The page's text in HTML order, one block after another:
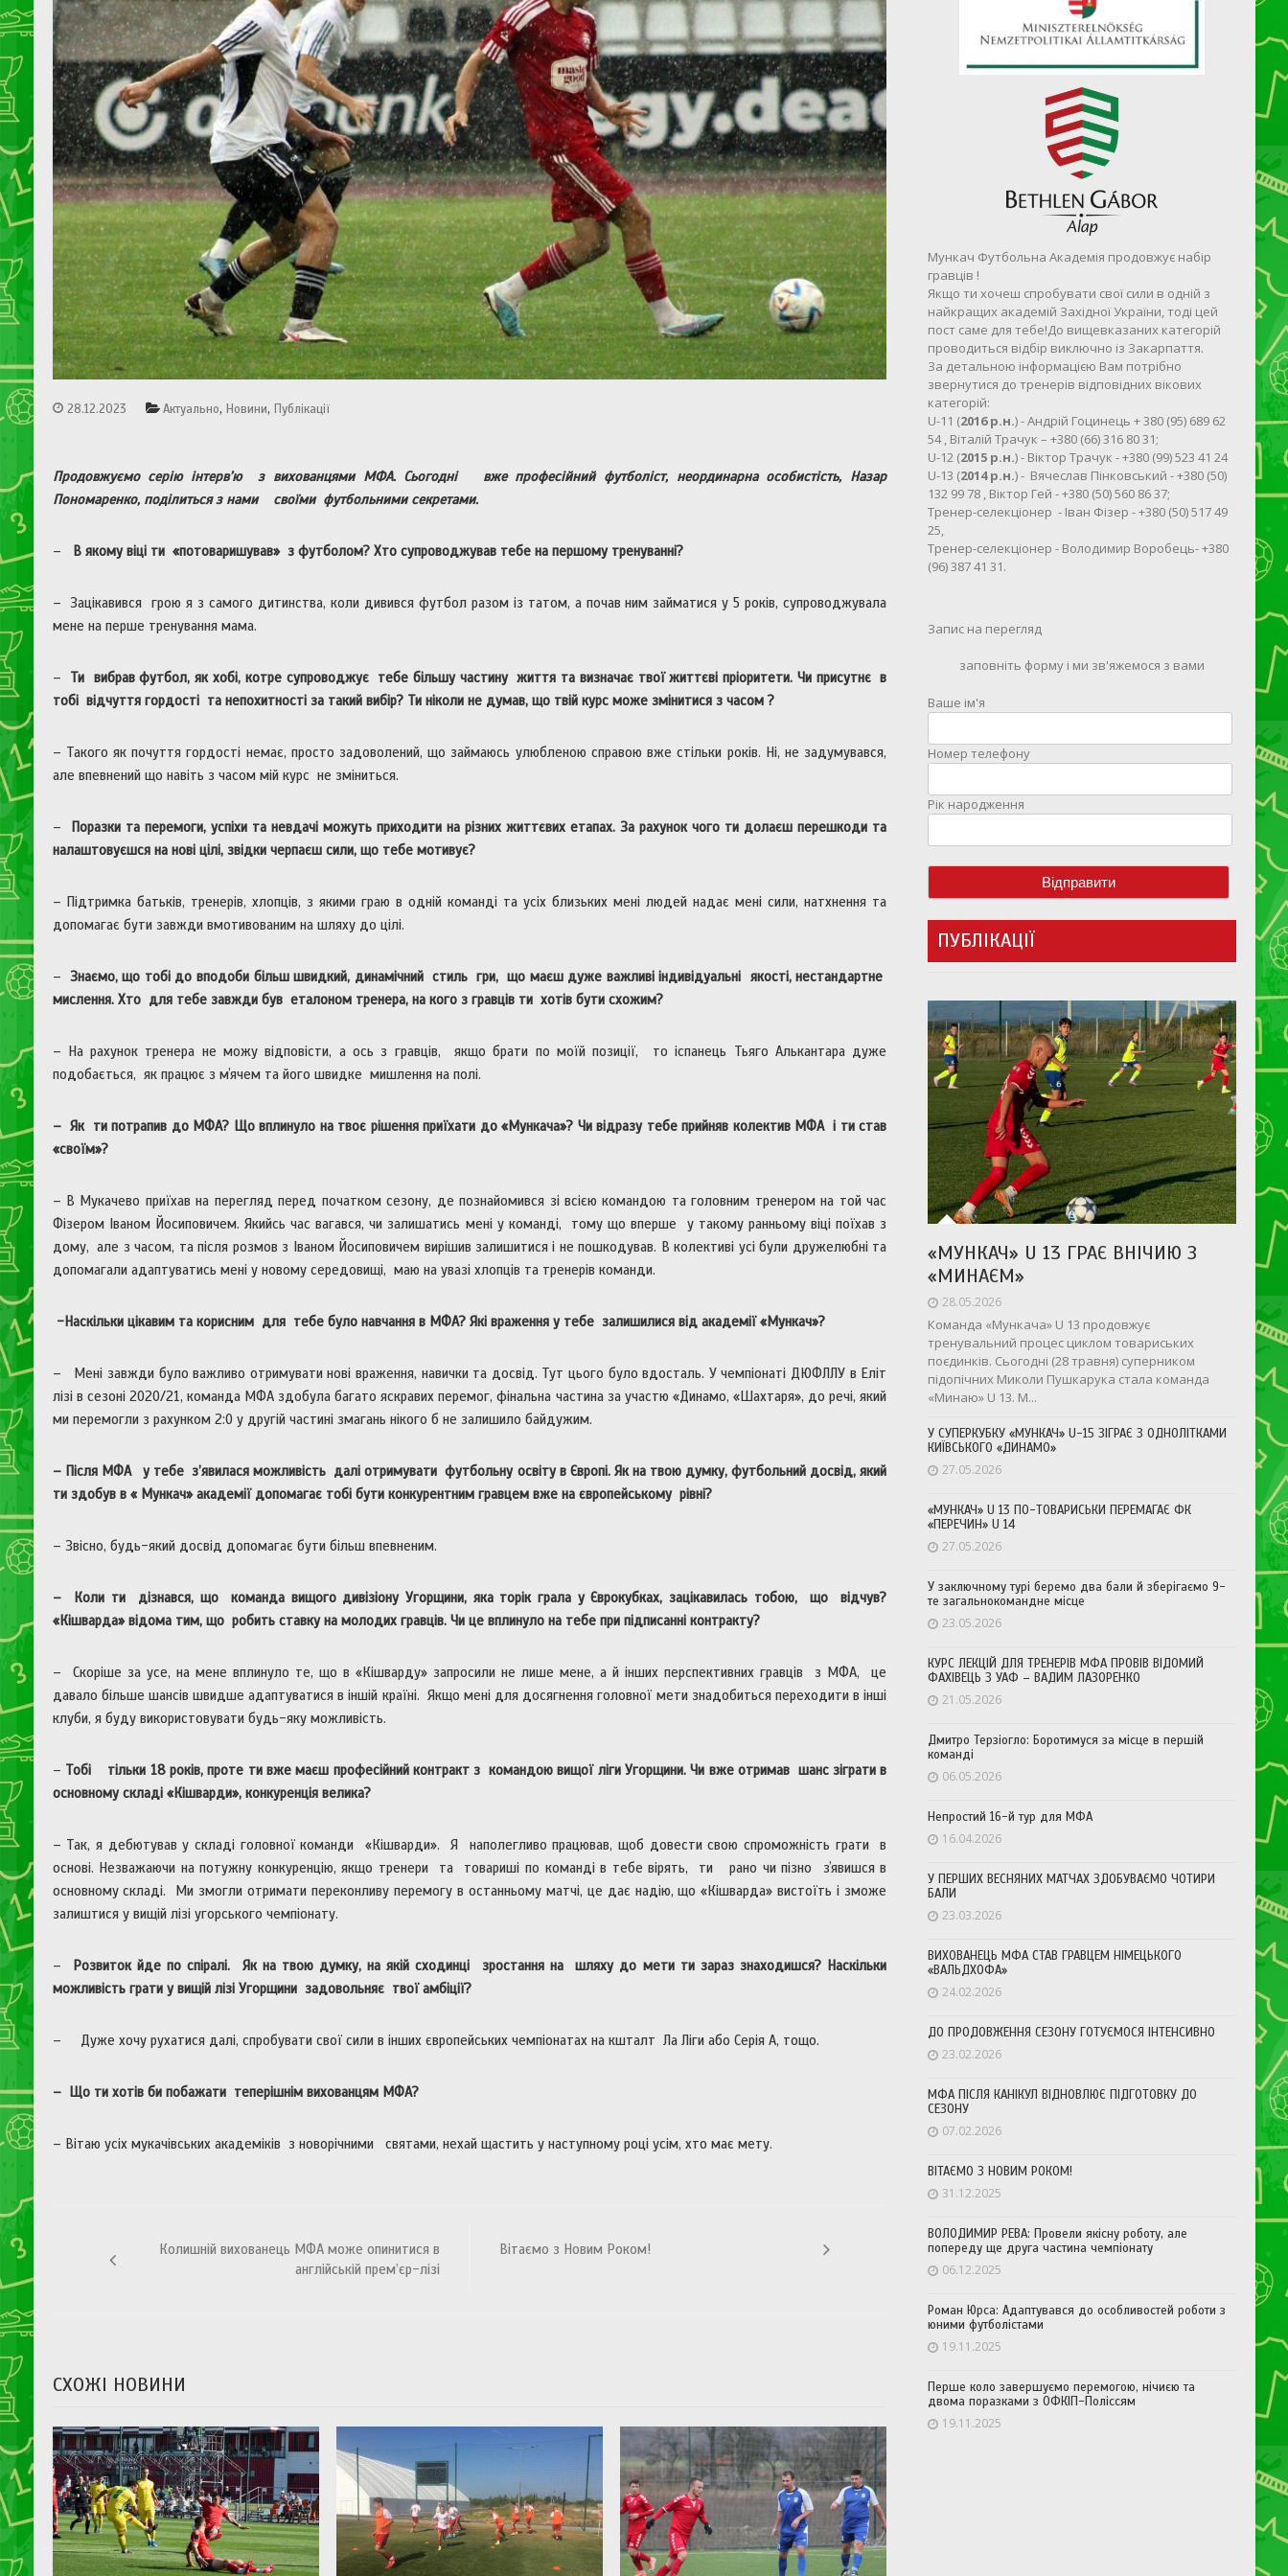
28.12.2023 Актуально, Новини, Публікації
Продовжуємо серію інтерв’ю з вихованцями МФА. Сьогодні вже професійний футболіст, неординарна особистість, Назар
Пономаренко, поділиться з нами своїми футбольними секретами.
– В якому віці ти «потоваришував» з футболом? Хто супроводжував тебе на першому тренуванні?
– Зацікавився грою я з самого дитинства, коли дивився футбол разом із татом, а почав ним займатися у 5 років, супроводжувала
мене на перше тренування мама.
– Ти вибрав футбол, як хобі, котре супроводжує тебе більшу частину життя та визначає твої життєві пріоритети. Чи присутнє в
тобі відчуття гордості та непохитності за такий вибір? Ти ніколи не думав, що твій курс може змінитися з часом ?
– Такого як почуття гордості немає, просто задоволений, що займаюсь улюбленою справою вже стільки років. Ні, не задумувався,
але впевнений що навіть з часом мій курс не зміниться.
–
Поразки та перемоги, успіхи та невдачі можуть приходити на різних життєвих етапах. За рахунок чого ти долаєш перешкоди та
налаштовуєшся на нові цілі, звідки черпаєш сили, що тебе мотивує?
– Підтримка батьків, тренерів, хлопців, з якими граю в одній команді та усіх близьких мені людей надає мені сили, натхнення та
допомагає бути завжди вмотивованим на шляху до цілі.
– Знаємо, що тобі до вподоби більш швидкий, динамічний стиль гри, що маєш дуже важливі індивідуальні якості, нестандартне
мислення. Хто для тебе завжди був еталоном тренера, на кого з гравців ти хотів бути схожим?
– На рахунок тренера не можу відповісти, а ось з гравців, якщо брати по моїй позиції, то іспанець Тьяго Алькантара дуже
подобається, як працює з мʼячем та його швидке мишлення на полі.
– Як ти потрапив до МФА? Що вплинуло на твоє рішення приїхати до «Мункача»? Чи відразу тебе прийняв колектив МФА і ти став
«своїм»?
– В Мукачево приїхав на перегляд перед початком сезону, де познайомився зі всією командою та головним тренером на той час
Фізером Іваном Йосиповичем. Якийсь час вагався, чи залишатись мені у команді, тому що вперше у такому ранньому віці поїхав з
дому, але з часом, та після розмов з Іваном Йосиповичем вирішив залишитися і не пошкодував. В колективі усі були дружелюбні та
допомагали адаптуватись мені у новому середовищі, маю на увазі хлопців та тренерів команди.
-Наскільки цікавим та корисним для тебе було навчання в МФА? Які враження у тебе залишилися від академії «Мункач»?
– Мені завжди було важливо отримувати нові враження, навички та досвід. Тут цього було вдосталь. У чемпіонаті ДЮФЛЛУ в Еліт
лізі в сезоні 2020/21, команда МФА здобула багато яскравих перемог, фінальна частина за участю «Динамо, «Шахтаря», до речі, який
ми перемогли з рахунком 2:0 у другій частині змагань нікого б не залишило байдужим.
– Після МФА у тебе з’явилася можливість далі отримувати футбольну освіту в Європі. Як на твою думку, футбольний досвід, який
ти здобув в « Мункач» академії допомагає тобі бути конкурентним гравцем вже на європейському рівні?
– Звісно, будь-який досвід допомагає бути більш впевненим.
– Коли ти дізнався, що команда вищого дивізіону Угорщини, яка торік грала у Єврокубках, зацікавилась тобою, що відчув?
«Кішварда» відома тим, що робить ставку на молодих гравців. Чи це вплинуло на тебе при підписанні контракту?
– Скоріше за усе, на мене вплинуло те, що в «Кішварду» запросили не лише мене, а й інших перспективних гравців з МФА, це
давало більше шансів швидше адаптуватися в іншій країні. Якщо мені для досягнення головної мети знадобиться переходити в інші
клуби, я буду використовувати будь-яку можливість.
– Тобі тільки 18 років, проте ти вже маєш професійний контракт з командою вищої ліги Угорщини. Чи вже отримав шанс зіграти в
основному складі «Кішварди», конкуренція велика?
– Так, я дебютував у складі головної команди «Кішварди». Я наполегливо працював, щоб довести свою спроможність грати в
основі. Незважаючи на потужну конкуренцію, якщо тренери та товариші по команді в тебе вірять, ти рано чи пізно зʼявишся в
основному складі. Ми змогли отримати переконливу перемогу в останньому матчі, це дає надію, що «Кішварда» вистоїть і зможе
залиштися у вищій лізі угорського чемпіонату.
–
Розвиток йде по спіралі. Як на твою думку, на якій сходинці зростання на шляху до мети ти зараз знаходишся? Наскільки
можливість грати у вищій лізі Угорщини задовольняє твої амбіції?
– Дуже хочу рухатися далі, спробувати свої сили в інших європейських чемпіонатах на кшталт Ла Ліги або Серія А, тощо.
– Що ти хотів би побажати теперішнім вихованцям МФА?
– Вітаю усіх мукачівських академіків з новорічними святами, нехай щастить у наступному році усім, хто має мету.
записівКолишній вихованець МФА може опинитися в
англійській прем’єр-лізі
Вітаємо з Новим Роком!
СХОЖІ НОВИНИ
Мункач Футбольна Академія продовжує набір
гравців !
Якщо ти хочеш спробувати свої сили в одній з
найкращих академій Західної України, тоді цей
пост саме для тебе!До вищевказаних категорій
проводиться відбір виключно із Закарпаття.
За детальною інформацією Вам потрібно
звернутися до тренерів відповідних вікових
категорій:
U-11 (2016 р.н.) - Андрій Гоцинець + 380 (95) 689 62
54 , Віталій Трачук – +380 (66) 316 80 31;
U-12 (2015 р.н.) - Віктор Трачук - +380 (99) 523 41 24
U-13 (2014 р.н.) - Вячеслав Пінковський - +380 (50)
132 99 78 , Віктор Гей - +380 (50) 560 86 37;
Тренер-селекціонер - Іван Фізер - +380 (50) 517 49
25,
Тренер-селекціонер - Володимир Воробець- +380
(96) 387 41 31.
Запис на перегляд
заповніть форму і ми зв'яжемося з вами
Ваше ім'я
Номер телефону
Рік народження
ПУБЛІКАЦІЇ
«МУНКАЧ» U 13 ГРАЄ ВНІЧИЮ З
«МИНАЄМ»
28.05.2026
Команда «Мункача» U 13 продовжує
тренувальний процес циклом товариських
поєдинків. Сьогодні (28 травня) суперником
підопічних Миколи Пушкарука стала команда
«Минаю» U 13. М...
У СУПЕРКУБКУ «МУНКАЧ» U-15 ЗІГРАЄ З ОДНОЛІТКАМИ
КИЇВСЬКОГО «ДИНАМО»
27.05.2026
«МУНКАЧ» U 13 ПО-ТОВАРИСЬКИ ПЕРЕМАГАЄ ФК
«ПЕРЕЧИН» U 14
27.05.2026
У заключному турі беремо два бали й зберігаємо 9-
те загальнокомандне місце
23.05.2026
КУРС ЛЕКЦІЙ ДЛЯ ТРЕНЕРІВ МФА ПРОВІВ ВІДОМИЙ
ФАХІВЕЦЬ З УАФ – ВАДИМ ЛАЗОРЕНКО
21.05.2026
Дмитро Терзіогло: Боротимуся за місце в першій
команді
06.05.2026
Непростий 16-й тур для МФА
16.04.2026
У ПЕРШИХ ВЕСНЯНИХ МАТЧАХ ЗДОБУВАЄМО ЧОТИРИ
БАЛИ
23.03.2026
ВИХОВАНЕЦЬ МФА СТАВ ГРАВЦЕМ НІМЕЦЬКОГО
«ВАЛЬДХОФА»
24.02.2026
ДО ПРОДОВЖЕННЯ СЕЗОНУ ГОТУЄМОСЯ ІНТЕНСИВНО
23.02.2026
МФА ПІСЛЯ КАНІКУЛ ВІДНОВЛЮЄ ПІДГОТОВКУ ДО
СЕЗОНУ
07.02.2026
ВІТАЄМО З НОВИМ РОКОМ!
31.12.2025
ВОЛОДИМИР РЕВА: Провели якісну роботу, але
попереду ще друга частина чемпіонату
06.12.2025
Роман Юрса: Адаптувався до особливостей роботи з
юними футболістами
19.11.2025
Перше коло завершуємо перемогою, нічиєю та
двома поразками з ОФКІП-Поліссям
19.11.2025